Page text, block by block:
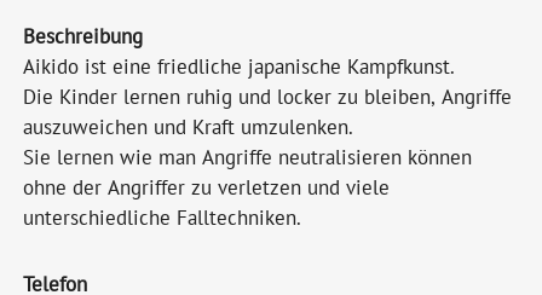
Beschreibung
Aikido ist eine friedliche japanische Kampfkunst.
Die Kinder lernen ruhig und locker zu bleiben, Angriffe
auszuweichen und Kraft umzulenken.
Sie lernen wie man Angriffe neutralisieren können
ohne der Angriffer zu verletzen und viele
unterschiedliche Falltechniken.
Telefon